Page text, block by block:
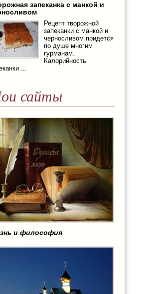
запеканка с манкой и
Рецепт творожной
запеканки с манкой и
черносливом придется
по душе многим
гурманам.
Калорийность
...
сайты
и философия